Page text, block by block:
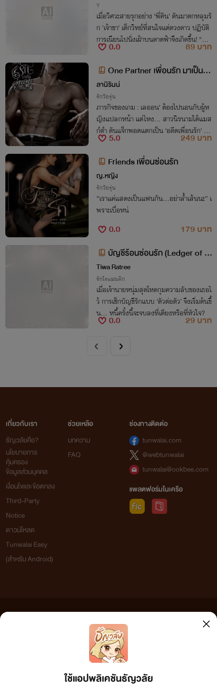
Y
เมื่อวิศวะสายรุกอย่าง 'พี่คิน' ดันมาตกหลุมรั
ก 'เจ้าขา' เด็กวิทย์ที่สนใจแต่ดวงดาว ปฏิบัติ
การเนียนไปนั่งเฝ้าบนดาดฟ้าจึงเกิดขึ้น! "ท้อ
งฟ้ามีดาวเป็นล้าน แต่ใจพี่มีเจ้าขาคนเดียวน
ะ" เตรียมฟินจิกหมอนแตก!
0.0
89 บาท
One Partner เพื่อนรัก มาเป็นคู่
นอนกันเถอะ
ลานิรินน์
รักวัยรุ่น
ภารกิจของเกม : เลออน' ต้องไปนอนกับผู้ห
ญิงแปลกหน้า แต่ไหง... สาวนิรนามใต้แมส
ก์ดำ ดันแจ็กพอตแตกเป็น 'อดีตเพื่อนรัก' ที่ต
อนนี้กลายเป็น 'คู่อริ' ไปซะได้!
5.0
249 บาท
Friends เพื่อนซ่อนรัก
ญ.หญิง
รักวัยรุ่น
“เราแค่แสดงเป็นแฟนกัน…อย่าล้ำเส้นนะ” เ
พราะเบื่อหน่
0.0
179 บาท
บัญชีร้อนซ่อนรัก (Ledger of D
esire)
Tiwa Ratree
รักโรแมนติก
เมื่อเจ้านายหนุ่มสุดโหดกุมความลับของเธอไ
ว้ การเช็กบัญชีรักแบบ ‘ตัวต่อตัว’ จึงเริ่มต้นขึ้
น... หนี้ครั้งนี้จะจบลงที่เตียงหรือที่หัวใจ?
0.0 29 บาท
ใช้แอปพลิเคชันธัญวลัย
เกี่ยวกับเรา
ธัญวลัยคือ?
นโยบายการ
คุ้มครอง
ข้อมูลส่วนบุคคล
เงื่อนไขและข้อตกลง
Third-Party
Notice
ดาวน์โหลด
Tunwalai Easy
(สำหรับ Android)
ช่วยเหลือ
บทความ
FAQ
ช่องทางติดต่อ
tunwalai.com
@webtunwalai
tunwalai@ookbee.com
แพลตฟอร์มในเครือ
เว็บไซต์แห่งนี้ไม่ได้เห็นด้วยและไม่ขอรับผิดชอบต่อข้อความใดๆ ทั้งสิ้น ดังนั้นผู้อ่านทุกท่านโปรดใช้
วิจารณญาณในการกลั่นกรองด้วยตนเอง และหากท่านพบข้อความใดๆ ที่ขัดต่อกฎหมายและศีลธรรม
กรุณาแจ้งมาที่ tunwalai@ookbee.com เพื่อทีมงานจะได้ดำเนินการในทันที ทั้งนี้ ทางเว็บไซต์ขอสงวน
ลิขสิทธิ์ตามพระราชบัญญัติลิขสิทธิ์ (ฉบับเพิ่มเติม) พ.ศ.2558